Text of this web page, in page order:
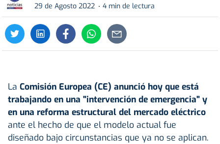
29 de Agosto 2022
4 min de lectura
La Comisión Europea (CE) anunció hoy que está
trabajando en una "intervención de emergencia" y
en una reforma estructural del mercado eléctrico
ante el hecho de que el modelo actual fue
diseñado bajo circunstancias que ya no se aplican.